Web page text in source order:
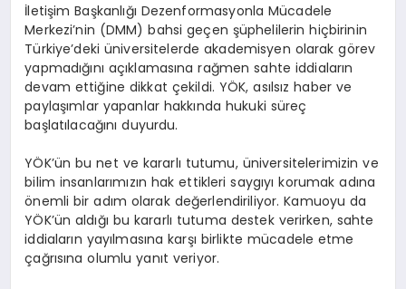
İletişim Başkanlığı Dezenformasyonla Mücadele
Merkezi’nin (DMM) bahsi geçen şüphelilerin hiçbirinin
Türkiye’deki üniversitelerde akademisyen olarak görev
yapmadığını açıklamasına rağmen sahte iddiaların
devam ettiğine dikkat çekildi. YÖK, asılsız haber ve
paylaşımlar yapanlar hakkında hukuki süreç
başlatılacağını duyurdu.
YÖK’ün bu net ve kararlı tutumu, üniversitelerimizin ve
bilim insanlarımızın hak ettikleri saygıyı korumak adına
önemli bir adım olarak değerlendiriliyor. Kamuoyu da
YÖK’ün aldığı bu kararlı tutuma destek verirken, sahte
iddiaların yayılmasına karşı birlikte mücadele etme
çağrısına olumlu yanıt veriyor.